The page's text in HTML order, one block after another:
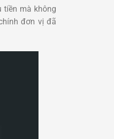
tiền mà không
đơn vị đã